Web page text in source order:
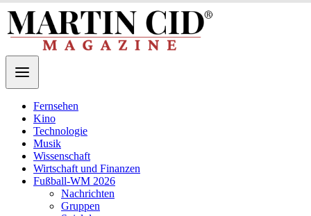
Fernsehen
Kino
Technologie
Musik
Wissenschaft
Wirtschaft und Finanzen
Fußball-WM 2026
Nachrichten
Gruppen